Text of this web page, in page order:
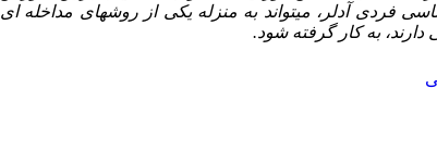
فردی آدلر، می­تواند به منزله یکی از روشهای مداخله ای
به کار گرفته شود.